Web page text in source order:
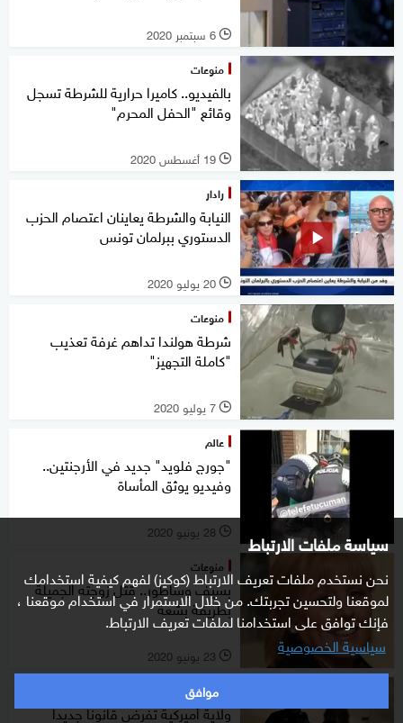
سياسة ملفات الارتباط
نحن نستخدم ملفات تعريف الارتباط (كوكيز) لفهم كيفية استخدامك
لموقعنا ولتحسين تجربتك. من خلال الاستمرار في استخدام موقعنا ،
فإنك توافق على استخدامنا لملفات تعريف الارتباط.
سياسية الخصوصية
موافق
l 6 سبتمبر 2020
منوعات
بالفيديو.. كاميرا حرارية للشرطة تسجل
وقائع "الحفل المحرم"
l 19 أغسطس 2020
رادار
النيابة والشرطة يعاينان اعتصام الحزب
الدستوري ببرلمان تونس
l 20 يوليو 2020
منوعات
شرطة هولندا تداهم غرفة تعذيب
"كاملة التجهيز"
l 7 يوليو 2020
عالم
"جورج فلويد" جديد في الأرجنتين..
وفيديو يوثق المأساة
l 28 يونيو 2020
منوعات
بسيف وساطور.. قتل زوجته الجميلة
بطريقة بشعة
l 23 يونيو 2020
عالم
ولاية أميركية تفرض قانونا جديدا